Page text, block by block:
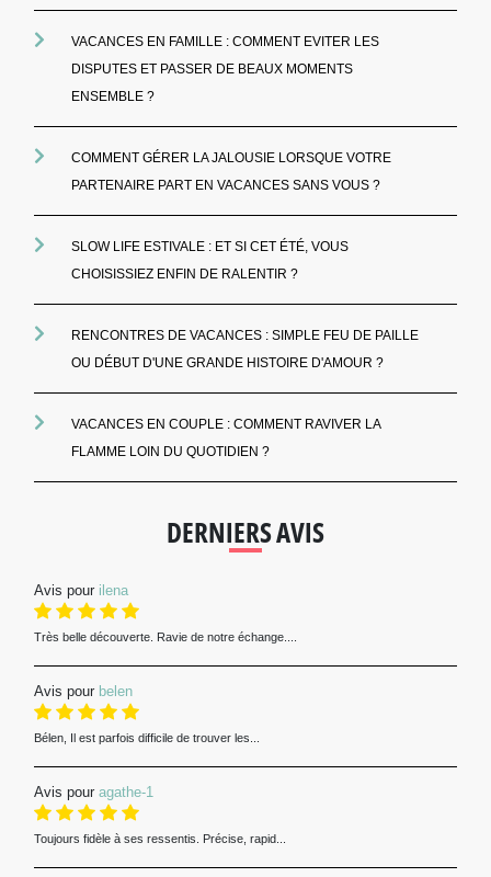
VACANCES EN FAMILLE : COMMENT EVITER LES
DISPUTES ET PASSER DE BEAUX MOMENTS
ENSEMBLE ?
COMMENT GÉRER LA JALOUSIE LORSQUE VOTRE
PARTENAIRE PART EN VACANCES SANS VOUS ?
SLOW LIFE ESTIVALE : ET SI CET ÉTÉ, VOUS
CHOISISSIEZ ENFIN DE RALENTIR ?
RENCONTRES DE VACANCES : SIMPLE FEU DE PAILLE
OU DÉBUT D'UNE GRANDE HISTOIRE D'AMOUR ?
VACANCES EN COUPLE : COMMENT RAVIVER LA
FLAMME LOIN DU QUOTIDIEN ?
DERNIERS AVIS
Avis pour ilena
Très belle découverte. Ravie de notre échange....
Avis pour belen
Bélen, Il est parfois difficile de trouver les...
Avis pour agathe-1
Toujours fidèle à ses ressentis. Précise, rapid...